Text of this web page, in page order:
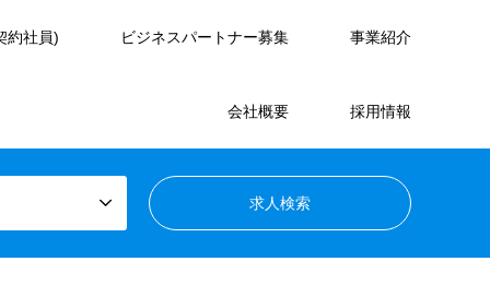
約社員) ビジネスパートナー募集 事業紹介
会社概要 採用情報